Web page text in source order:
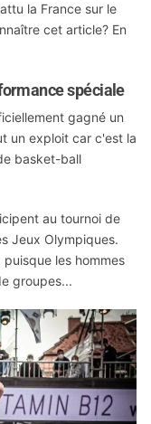
la France sur le
cet article? En
spéciale
gagné un
un exploit car c'est la
basket-ball
au tournoi de
Jeux Olympiques.
les hommes
groupes...